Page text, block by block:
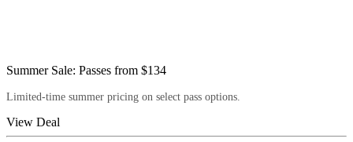
Summer Sale: Passes from $134
Limited-time summer pricing on select pass options.
View Deal